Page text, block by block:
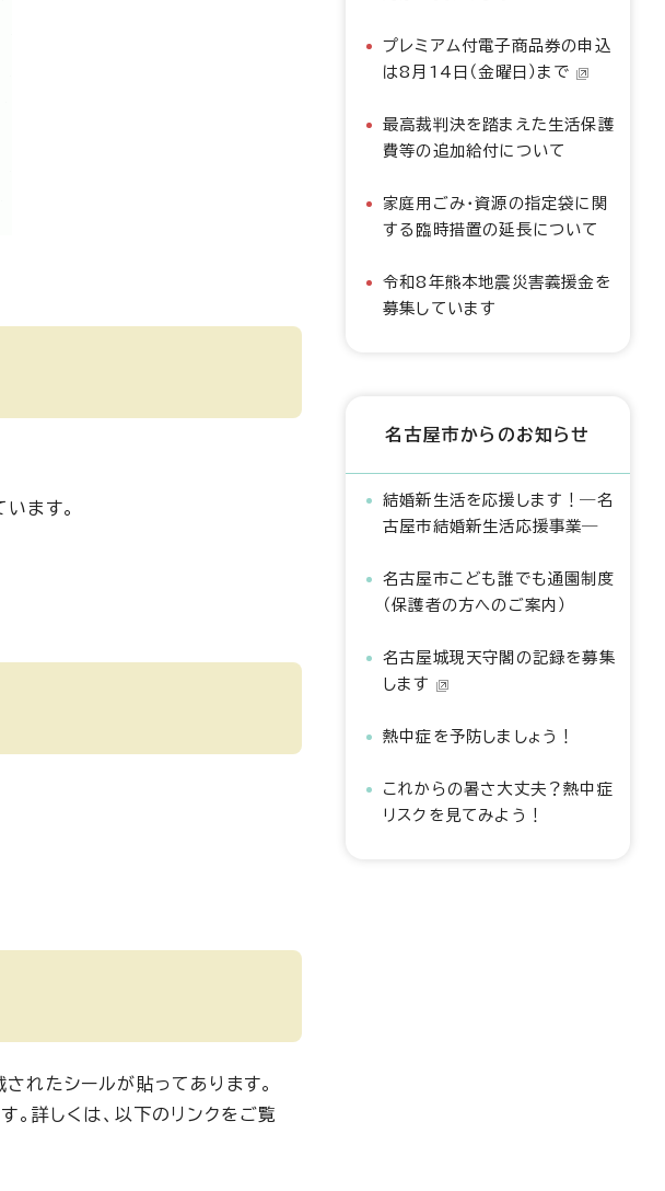
ます。
れたシールが貼ってあります。
詳しくは、以下のリンクをご覧
プレミアム付電子商品券の申込
は8月14日（金曜日）まで
最高裁判決を踏まえた生活保護
費等の追加給付について
家庭用ごみ・資源の指定袋に関
する臨時措置の延長について
令和8年熊本地震災害義援金を
募集しています
名古屋市からのお知らせ
結婚新生活を応援します！―名
古屋市結婚新生活応援事業―
名古屋市こども誰でも通園制度
（保護者の方へのご案内）
名古屋城現天守閣の記録を募集
します
熱中症を予防しましょう！
これからの暑さ大丈夫？熱中症
リスクを見てみよう！